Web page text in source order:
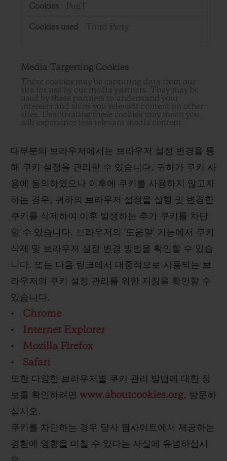
PugT
Third Party
Media Targerting Cookies
These cookies may be capturing data from our
site for use by our media partners. They may be
used by these partners to understand your
interests and show you relevant content on other
sites. Deactivating these cookies may mean you
will experience less relevant media content.
대부분의 브라우저에서는 브라우저 설정 변경을 통
해 쿠키 설정을 관리할 수 있습니다. 귀하가 쿠키 사
용에 동의하였으나 이후에 쿠키를 사용하지 않고자
하는 경우, 귀하의 브라우저 설정을 실행 및 변경한
쿠키를 삭제하여 이후 발생하는 추가 쿠키를 차단
할 수 있습니다. 브라우저의 '도움말' 기능에서 쿠키
삭제 및 브라우저 설정 변경 방법을 확인할 수 있습
니다. 또는 다음 링크에서 대중적으로 사용되는 브
라우저의 쿠키 설정 관리를 위한 지침을 확인할 수
있습니다.
• Chrome
• Internet Explorer
• Mozilla Firefox
• Safari
또한 다양한 브라우저별 쿠키 관리 방법에 대한 정
보를 확인하려면 www.aboutcookies.org, 방문하
십시오.
쿠키를 차단하는 경우 당사 웹사이트에서 제공하는
경험에 영향을 미칠 수 있다는 사실에 유념하십시